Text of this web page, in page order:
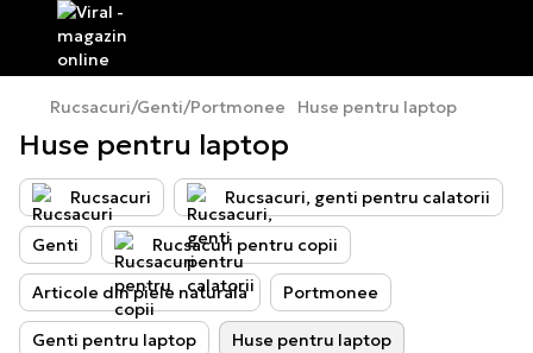
Rucsacuri/Genti/Portmonee Huse pentru laptop
Huse pentru laptop
Rucsacuri Rucsacuri, genti pentru calatorii
Genti Rucsacuri pentru copii
Articole din piele naturala Portmonee
Genti pentru laptop Huse pentru laptop